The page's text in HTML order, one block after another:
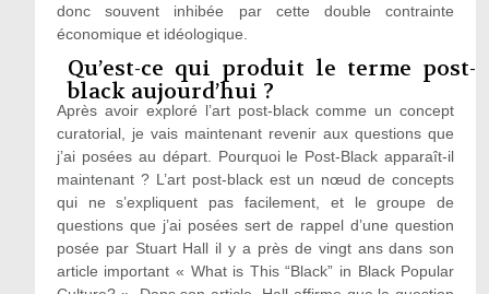
donc souvent inhibée par cette double contrainte
économique et idéologique.
Qu’est-ce qui produit le terme post-
black aujourd’hui ?
Après avoir exploré l’art post-black comme un concept
curatorial, je vais maintenant revenir aux questions que
j’ai posées au départ. Pourquoi le Post-Black apparaît-il
maintenant ? L’art post-black est un nœud de concepts
qui ne s’expliquent pas facilement, et le groupe de
questions que j’ai posées sert de rappel d’une question
posée par Stuart Hall il y a près de vingt ans dans son
article important « What is This “Black” in Black Popular